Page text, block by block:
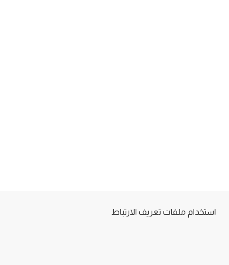
استخدام ملفات تعريف الارتباط